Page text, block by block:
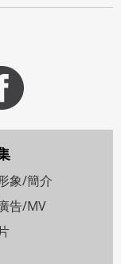
象/簡介
告/MV